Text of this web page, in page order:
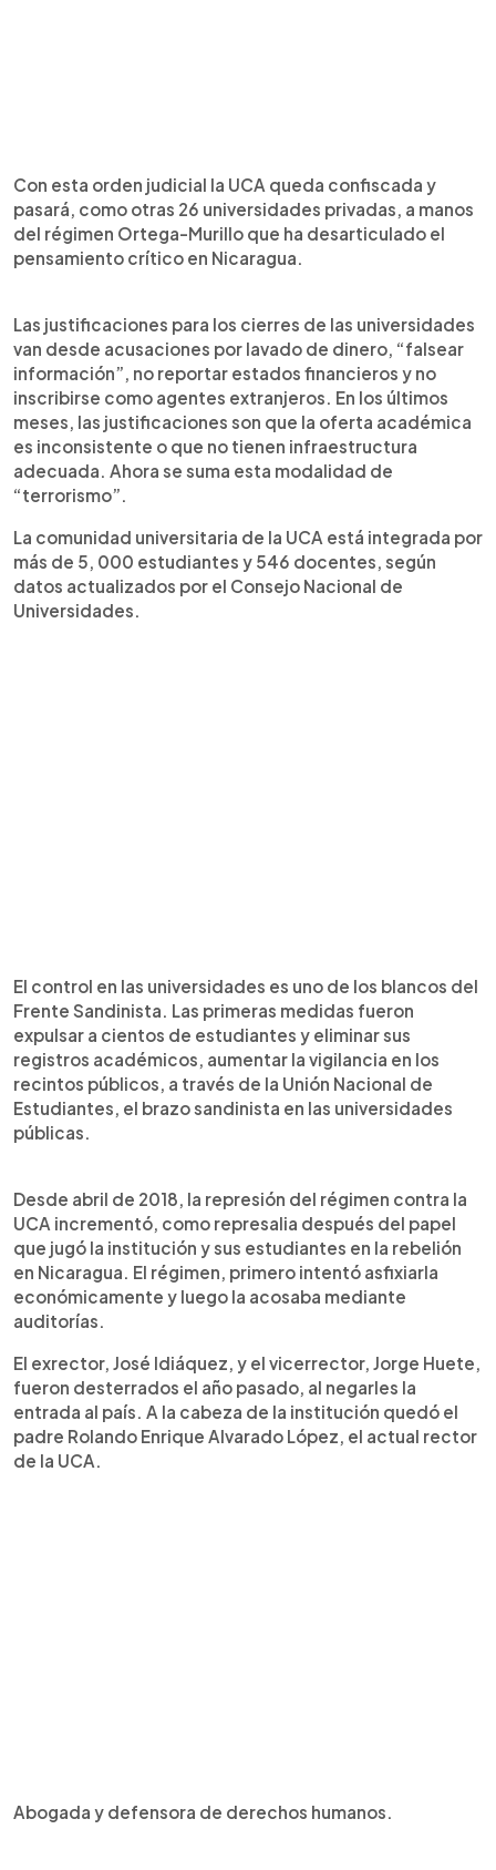
Con esta orden judicial la UCA queda confiscada y
pasará, como otras 26 universidades privadas, a manos
del régimen Ortega-Murillo que ha desarticulado el
pensamiento crítico en Nicaragua.
Las justificaciones para los cierres de las universidades
van desde acusaciones por lavado de dinero, “falsear
información”, no reportar estados financieros y no
inscribirse como agentes extranjeros. En los últimos
meses, las justificaciones son que la oferta académica
es inconsistente o que no tienen infraestructura
adecuada. Ahora se suma esta modalidad de
“terrorismo”.
La comunidad universitaria de la UCA está integrada por
más de 5, 000 estudiantes y 546 docentes, según
datos actualizados por el Consejo Nacional de
Universidades.
El control en las universidades es uno de los blancos del
Frente Sandinista. Las primeras medidas fueron
expulsar a cientos de estudiantes y eliminar sus
registros académicos, aumentar la vigilancia en los
recintos públicos, a través de la Unión Nacional de
Estudiantes, el brazo sandinista en las universidades
públicas.
Desde abril de 2018, la represión del régimen contra la
UCA incrementó, como represalia después del papel
que jugó la institución y sus estudiantes en la rebelión
en Nicaragua. El régimen, primero intentó asfixiarla
económicamente y luego la acosaba mediante
auditorías.
El exrector, José Idiáquez, y el vicerrector, Jorge Huete,
fueron desterrados el año pasado, al negarles la
entrada al país. A la cabeza de la institución quedó el
padre Rolando Enrique Alvarado López, el actual rector
de la UCA.
Abogada y defensora de derechos humanos.